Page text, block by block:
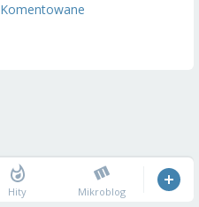
Komentowane
Hity Mikroblog